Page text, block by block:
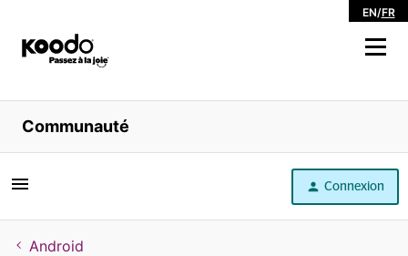
EN/FR
Magasiner
Libre service
Aide
Communauté
Connexion
Android